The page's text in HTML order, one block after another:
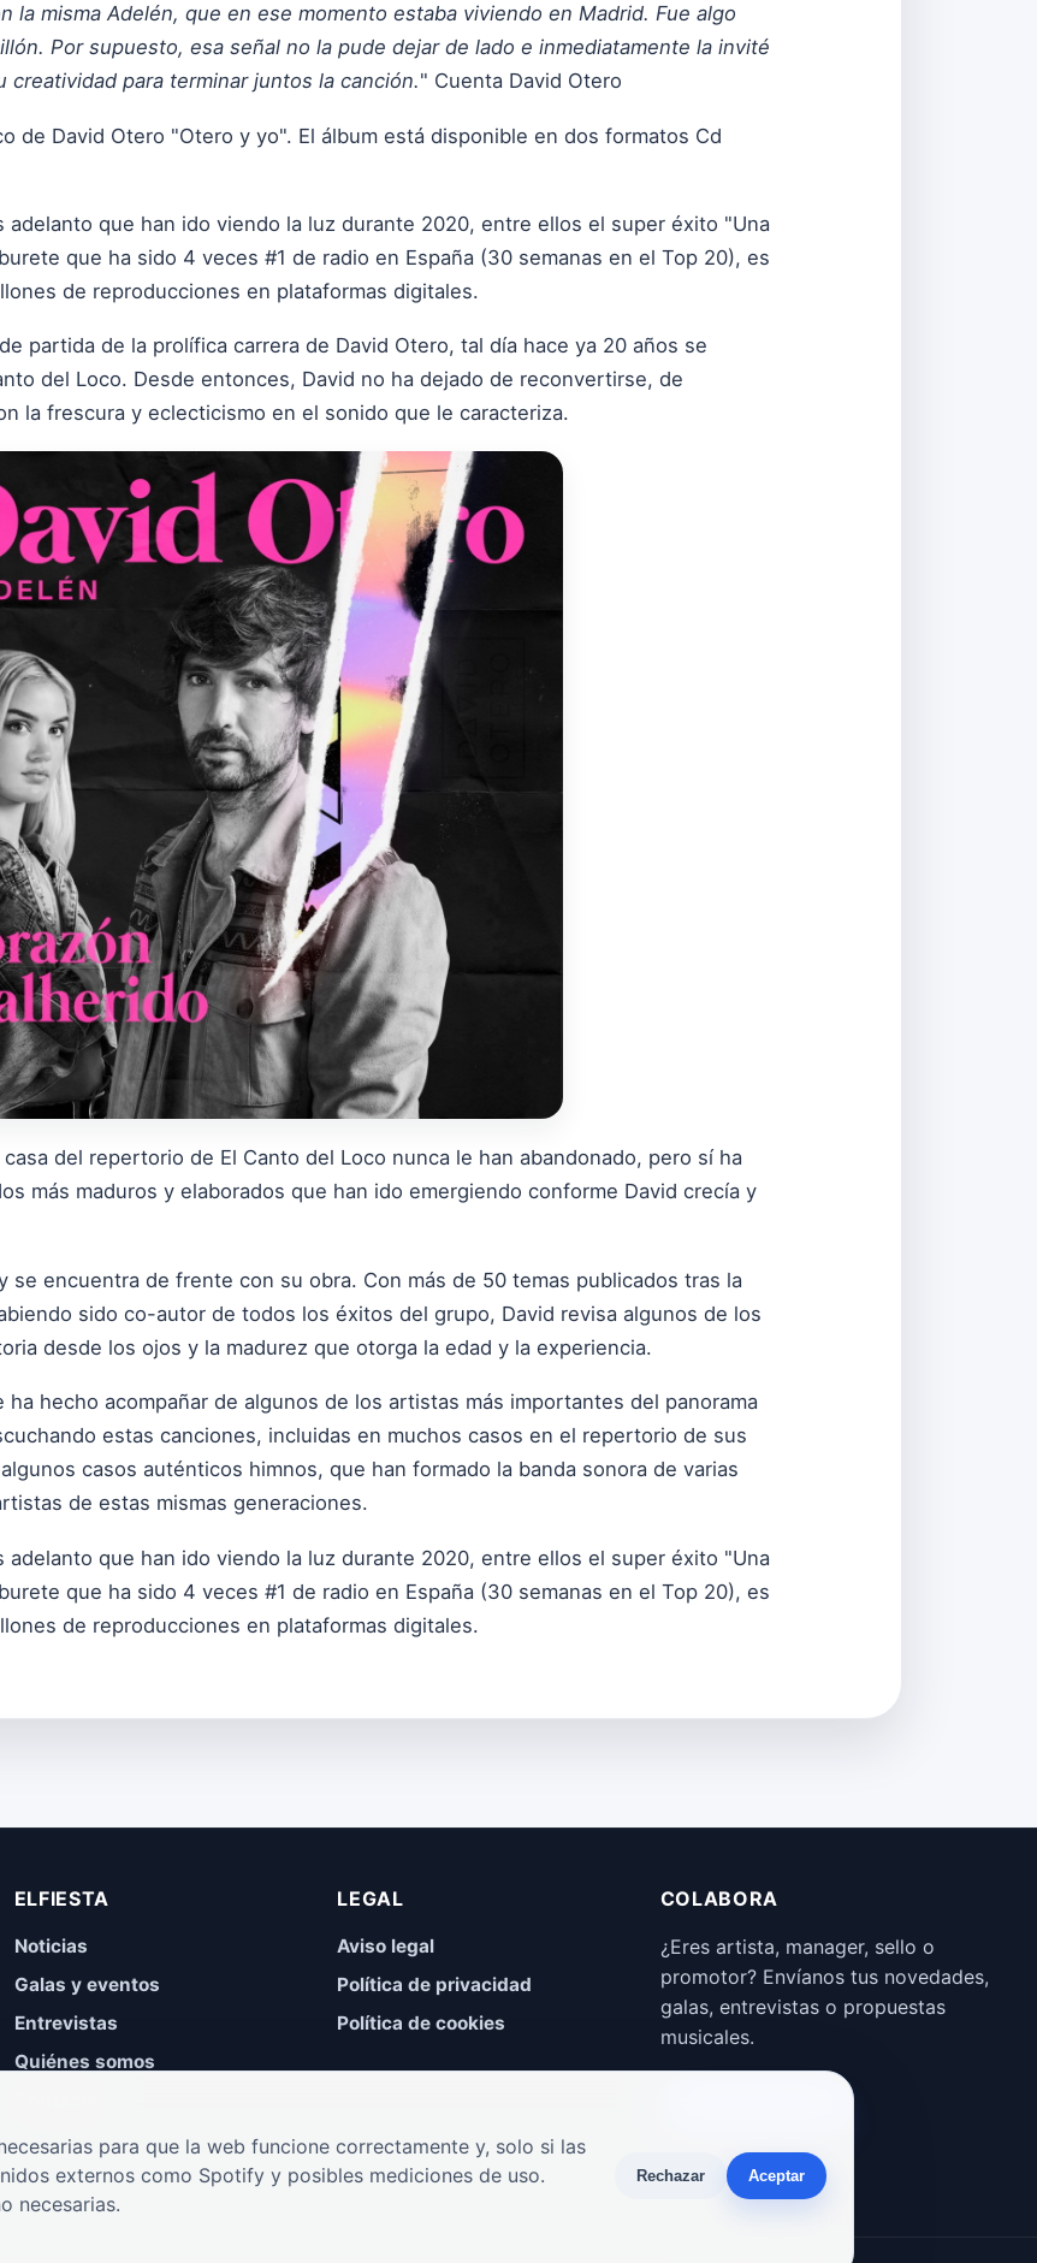
la misma Adelén, que en ese momento estaba viviendo en Madrid. Fue algo
Por supuesto, esa señal no la pude dejar de lado e inmediatamente la invité
para terminar juntos la canción." Cuenta David Otero
de David Otero "Otero y yo". El álbum está disponible en dos formatos Cd
adelanto que han ido viendo la luz durante 2020, entre ellos el super éxito "Una
que ha sido 4 veces #1 de radio en España (30 semanas en el Top 20), es
de reproducciones en plataformas digitales.
partida de la prolífica carrera de David Otero, tal día hace ya 20 años se
del Loco. Desde entonces, David no ha dejado de reconvertirse, de
la frescura y eclecticismo en el sonido que le caracteriza.
del repertorio de El Canto del Loco nunca le han abandonado, pero sí ha
más maduros y elaborados que han ido emergiendo conforme David crecía y
se encuentra de frente con su obra. Con más de 50 temas publicados tras la
sido co-autor de todos los éxitos del grupo, David revisa algunos de los
desde los ojos y la madurez que otorga la edad y la experiencia.
ha hecho acompañar de algunos de los artistas más importantes del panorama
estas canciones, incluidas en muchos casos en el repertorio de sus
casos auténticos himnos, que han formado la banda sonora de varias
de estas mismas generaciones.
adelanto que han ido viendo la luz durante 2020, entre ellos el super éxito "Una
que ha sido 4 veces #1 de radio en España (30 semanas en el Top 20), es
de reproducciones en plataformas digitales.
ELFIESTA
Noticias
Galas y eventos
Entrevistas
Quiénes somos
LEGAL
Aviso legal
Política de privacidad
Política de cookies
COLABORA
¿Eres artista, manager, sello o
promotor? Envíanos tus novedades,
galas, entrevistas o propuestas
musicales.
para que la web funcione correctamente y, solo si las
externos como Spotify y posibles mediciones de uso.
necesarias.
Rechazar Aceptar